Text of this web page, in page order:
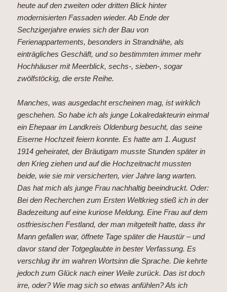
heute auf den zweiten oder dritten Blick hinter
modernisierten Fassaden wieder. Ab Ende der
Sechzigerjahre erwies sich der Bau von
Ferienappartements, besonders in Strandnähe, als
einträgliches Geschäft, und so bestimmten immer mehr
Hochhäuser mit Meerblick, sechs-, sieben-, sogar
zwölfstöckig, die erste Reihe.
Manches, was ausgedacht erscheinen mag, ist wirklich
geschehen. So habe ich als junge Lokalredakteurin einmal
ein Ehepaar im Landkreis Oldenburg besucht, das seine
Eiserne Hochzeit feiern konnte. Es hatte am 1. August
1914 geheiratet, der Bräutigam musste Stunden später in
den Krieg ziehen und auf die Hochzeitnacht mussten
beide, wie sie mir versicherten, vier Jahre lang warten.
Das hat mich als junge Frau nachhaltig beeindruckt. Oder:
Bei den Recherchen zum Ersten Weltkrieg stieß ich in der
Badezeitung auf eine kuriose Meldung. Eine Frau auf dem
ostfriesischen Festland, der man mitgeteilt hatte, dass ihr
Mann gefallen war, öffnete Tage später die Haustür – und
davor stand der Totgeglaubte in bester Verfassung. Es
verschlug ihr im wahren Wortsinn die Sprache. Die kehrte
jedoch zum Glück nach einer Weile zurück. Das ist doch
irre, oder? Wie mag sich so etwas anfühlen? Als ich